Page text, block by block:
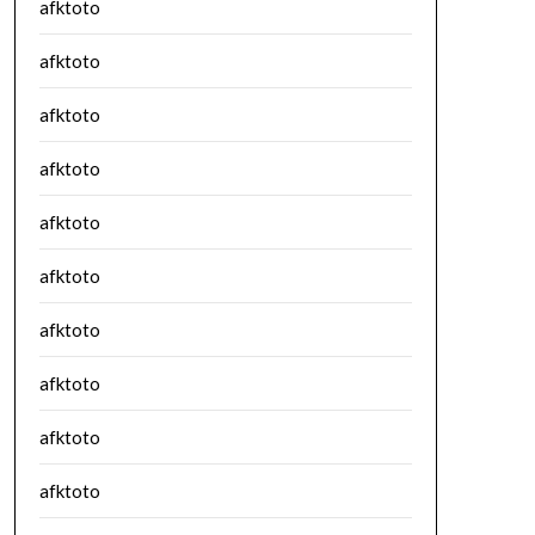
afktoto
afktoto
afktoto
afktoto
afktoto
afktoto
afktoto
afktoto
afktoto
afktoto